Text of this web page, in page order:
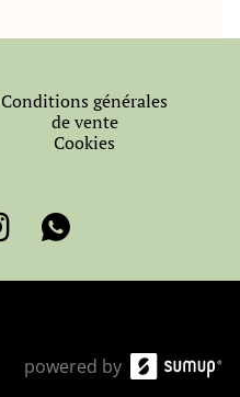
Conditions générales
de vente
Cookies
powered by